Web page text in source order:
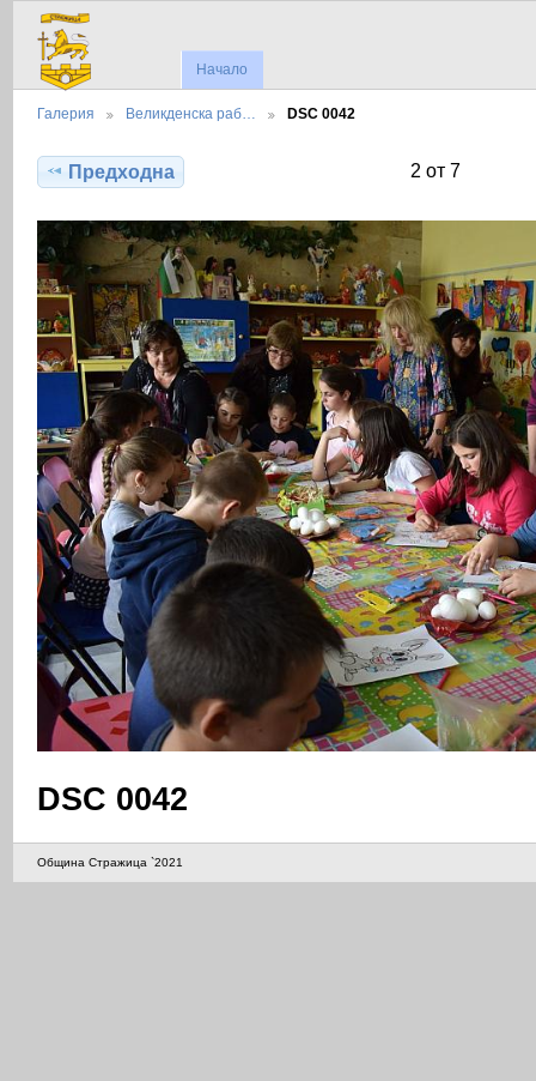
Начало
Галерия Великденска раб… DSC 0042
Предходна 2 от 7
DSC 0042
Община Стражица `2021